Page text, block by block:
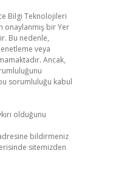
Bilgi Teknolojileri
onaylanmış bir Yer
Bu nedenle,
veya
Ancak,
sorumluluğu kabul
olduğunu
bildirmeniz
sitemizden